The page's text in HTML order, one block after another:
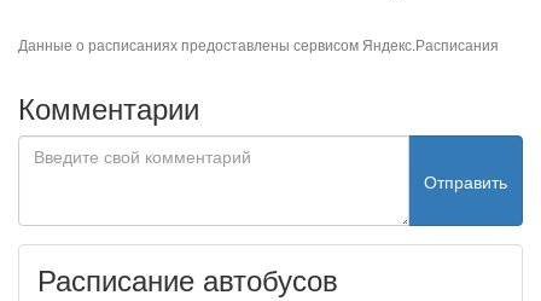
Данные о расписаниях предоставлены сервисом Яндекс.Расписания
Комментарии
Отправить
Расписание автобусов